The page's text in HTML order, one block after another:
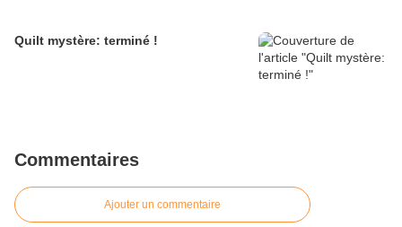
Quilt mystère: terminé !
Commentaires
Ajouter un commentaire